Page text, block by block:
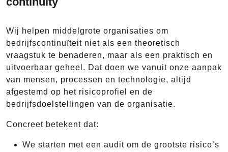
Wij helpen middelgrote organisaties om
bedrijfscontinuïteit niet als een theoretisch
vraagstuk te benaderen, maar als een praktisch en
uitvoerbaar geheel. Dat doen we vanuit onze aanpak
van mensen, processen en technologie, altijd
afgestemd op het risicoprofiel en de
bedrijfsdoelstellingen van de organisatie.
Concreet betekent dat:
We starten met een audit om de grootste risico’s